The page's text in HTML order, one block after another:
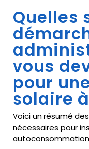
Quelles
vous
pour
solaire
Voici un résumé
nécessaires pour
autoconsommation,